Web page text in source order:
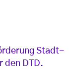
Stadt-
den DTD.